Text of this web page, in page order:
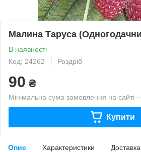
Малина Таруса
В наявності
Код: 24262
Роздріб
90 ₴
Мінімальна сума замовлення на сайті
Купити
Опис Характеристики Доставка